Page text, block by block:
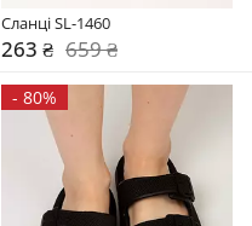
Сланці SL-1460
263 ₴ 659 ₴
- 80%